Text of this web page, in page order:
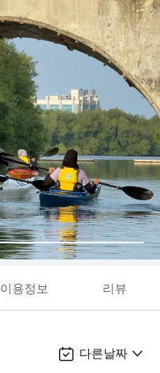
이용정보 리뷰
다른날짜